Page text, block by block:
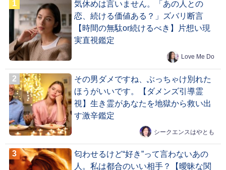
気休めは言いません。「あの人との
恋、続ける価値ある？」ズバリ断言
【時間の無駄or続けるべき】片想い現
実直視鑑定
Love Me Do
その男ダメですね、ぶっちゃけ別れた
ほうがいいです。【ダメンズ引導霊
視】生き霊があなたを地獄から救い出
す激辛鑑定
シークエンスはやとも
匂わせるけど“好き”って言わないあの
人。私は都合のいい相手？【曖昧な関